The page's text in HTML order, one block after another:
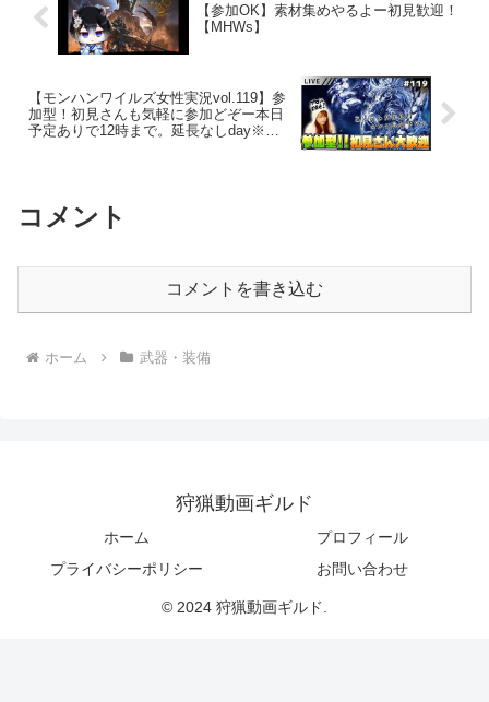
【参加OK】素材集めやるよー初見歓迎！
【MHWs】
【モンハンワイルズ女性実況vol.119】参
加型！初見さんも気軽に参加どぞー本日
予定ありで12時まで。延長なしday※概
コメント
コメントを書き込む
ホーム 武器・装備
狩猟動画ギルド
ホーム
プロフィール
プライバシーポリシー
お問い合わせ
© 2024 狩猟動画ギルド.